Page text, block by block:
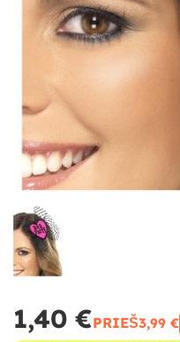
1,40 €PRIEŠ3,99 €